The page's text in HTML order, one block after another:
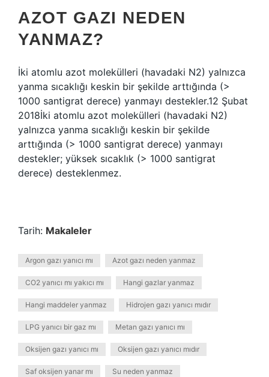
AZOT GAZI NEDEN
YANMAZ?
İki atomlu azot molekülleri (havadaki N2) yalnızca
yanma sıcaklığı keskin bir şekilde arttığında (>
1000 santigrat derece) yanmayı destekler.12 Şubat
2018İki atomlu azot molekülleri (havadaki N2)
yalnızca yanma sıcaklığı keskin bir şekilde
arttığında (> 1000 santigrat derece) yanmayı
destekler; yüksek sıcaklık (> 1000 santigrat
derece) desteklenmez.
Tarih: Makaleler
Argon gazı yanıcı mı Azot gazı neden yanmaz
CO2 yanıcı mı yakıcı mı Hangi gazlar yanmaz
Hangi maddeler yanmaz Hidrojen gazı yanıcı mıdır
LPG yanıcı bir gaz mı Metan gazı yanıcı mı
Oksijen gazı yanıcı mı Oksijen gazı yanıcı mıdır
Saf oksijen yanar mı Su neden yanmaz